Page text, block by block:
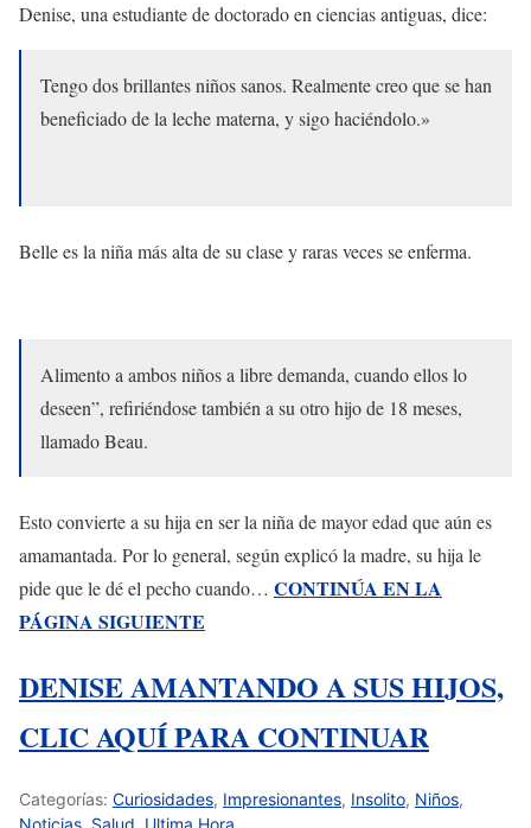
Denise, una estudiante de doctorado en ciencias antiguas, dice:
Tengo dos brillantes niños sanos. Realmente creo que se han
beneficiado de la leche materna, y sigo haciéndolo.»
Belle es la niña más alta de su clase y raras veces se enferma.
Alimento a ambos niños a libre demanda, cuando ellos lo
deseen”, refiriéndose también a su otro hijo de 18 meses,
llamado Beau.
Esto convierte a su hija en ser la niña de mayor edad que aún es
amamantada. Por lo general, según explicó la madre, su hija le
pide que le dé el pecho cuando… CONTINÚA EN LA
PÁGINA SIGUIENTE
DENISE AMANTANDO A SUS HIJOS,
CLIC AQUÍ PARA CONTINUAR
Categorías: Curiosidades, Impresionantes, Insolito, Niños,